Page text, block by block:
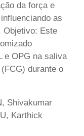
da força e
as
Objetivo: Este
e OPG na saliva
durante o
Shivakumar
Karthick